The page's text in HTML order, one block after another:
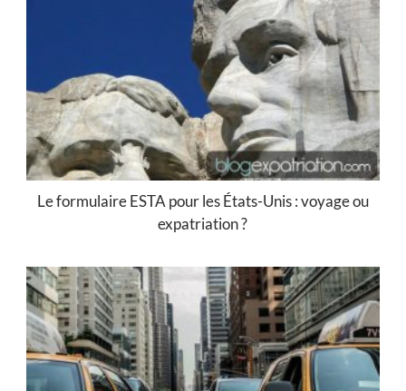
Le formulaire ESTA pour les États-Unis : voyage ou
expatriation ?